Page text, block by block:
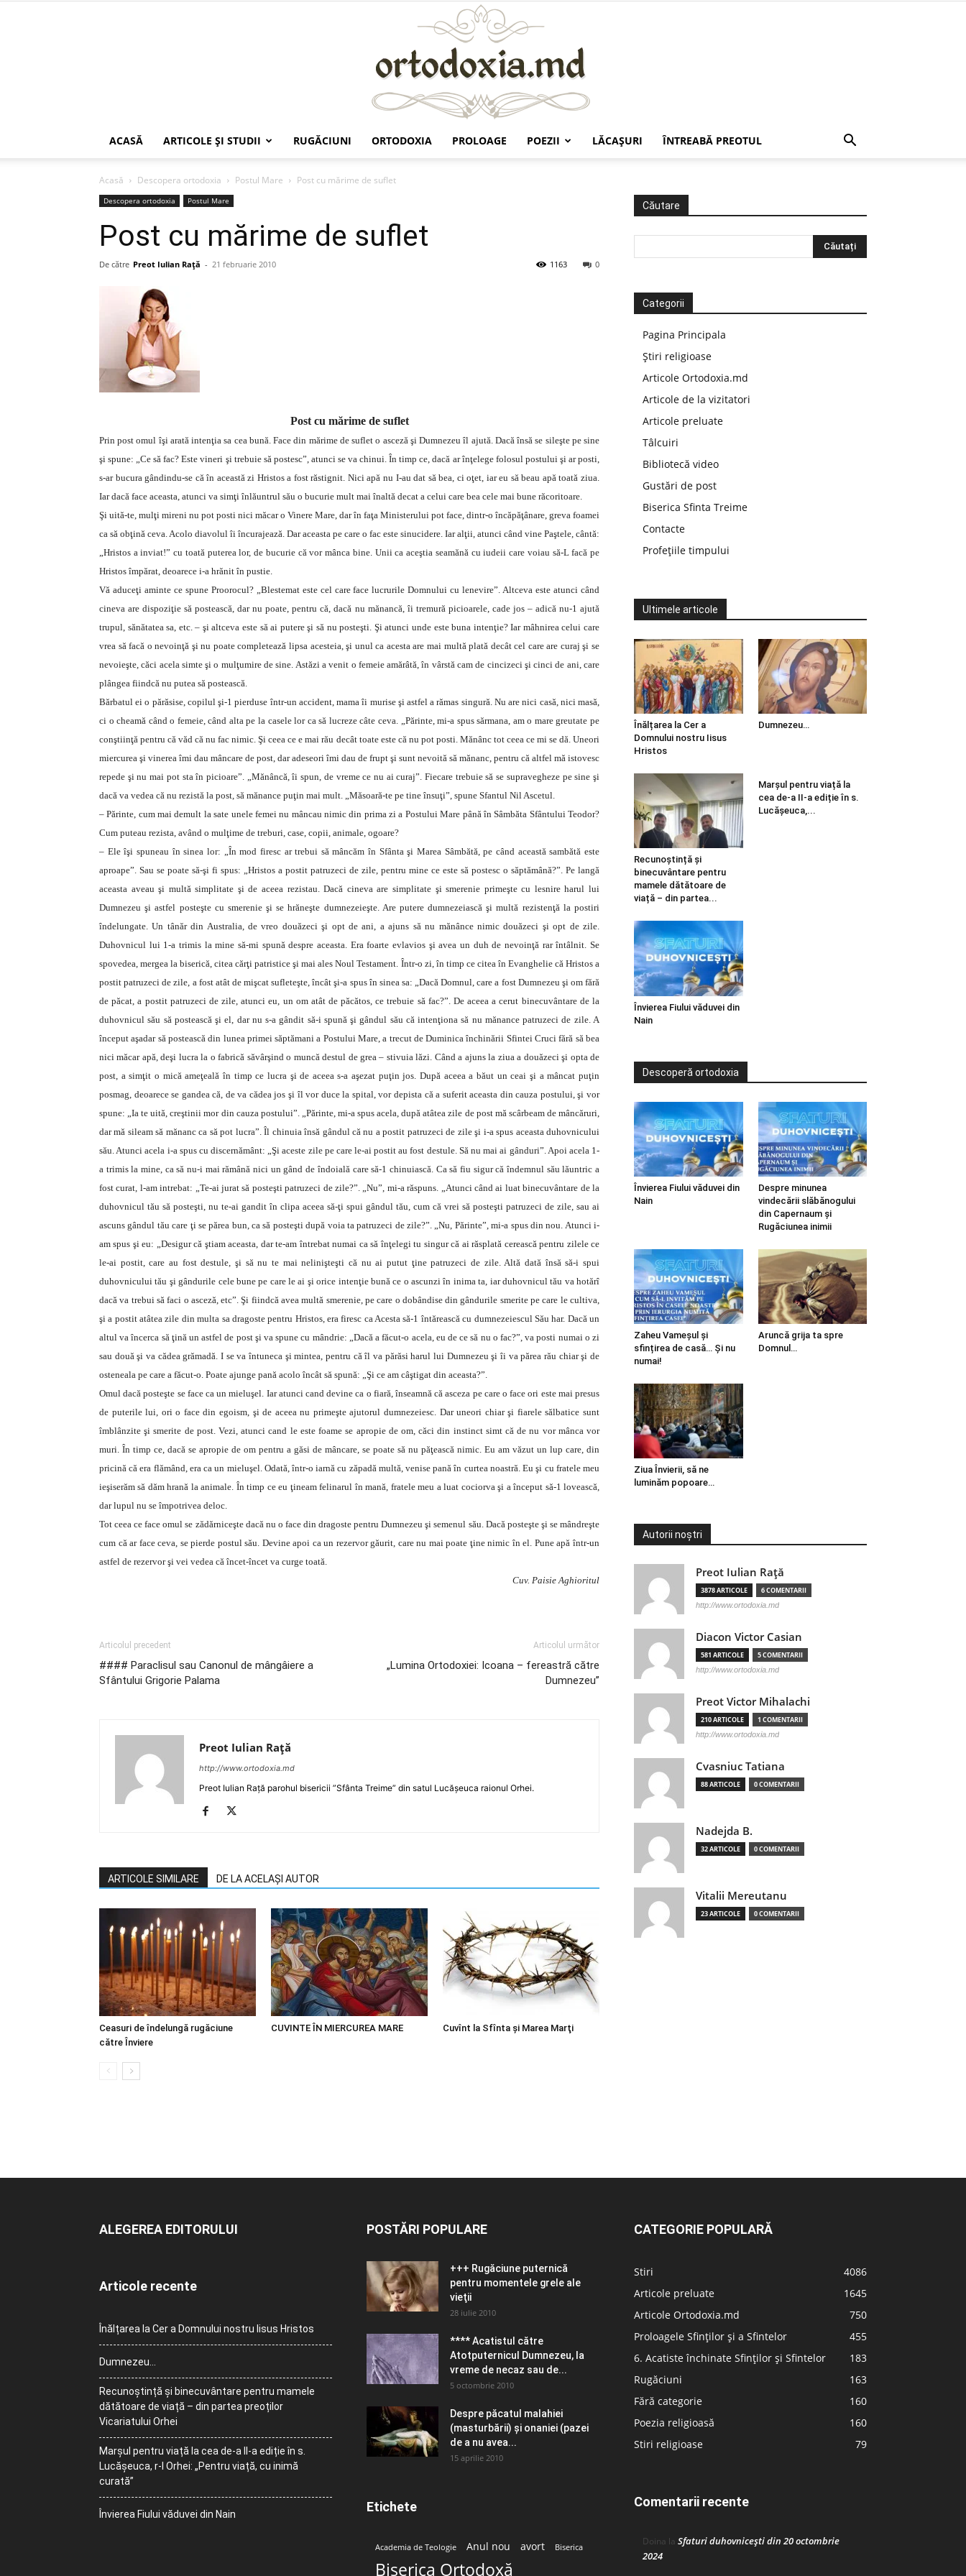
ACASĂ ARTICOLE ŞI STUDII RUGĂCIUNI ORTODOXIA PROLOAGE POEZII LĂCAŞURI ÎNTREABĂ PREOTUL
Acasă Descopera ortodoxia Postul Mare Post cu mărime de suflet
Descopera ortodoxia Postul Mare
Post cu mărime de suflet
De către Preot Iulian Raţă - 21 februarie 2010 0
1163
Post cu mărime de suflet
Prin post omul îşi arată intenţia sa cea bună. Face din mărime de suflet o asceză şi Dumnezeu îl ajută. Dacă însă se sileşte pe sine
şi spune: „Ce să fac? Este vineri şi trebuie să postesc”, atunci se va chinui. În timp ce, dacă ar înţelege folosul postului şi ar posti,
s-ar bucura gândindu-se că în această zi Hristos a fost răstignit. Nici apă nu I-au dat să bea, ci oţet, iar eu să beau apă toată ziua.
Iar dacă face aceasta, atunci va simţi înlăuntrul său o bucurie mult mai înaltă decat a celui care bea cele mai bune răcoritoare.
Şi uită-te, mulţi mireni nu pot posti nici măcar o Vinere Mare, dar în faţa Ministerului pot face, dintr-o încăpăţânare, greva foamei
ca să obţină ceva. Acolo diavolul îi încurajează. Dar aceasta pe care o fac este sinucidere. Iar alţii, atunci când vine Paştele, cântă:
„Hristos a inviat!” cu toată puterea lor, de bucurie că vor mânca bine. Unii ca aceştia seamănă cu iudeii care voiau să-L facă pe
Hristos împărat, deoarece i-a hrănit în pustie.
Vă aduceţi aminte ce spune Proorocul? „Blestemat este cel care face lucrurile Domnului cu lenevire”. Altceva este atunci când
cineva are dispoziţie să postească, dar nu poate, pentru că, dacă nu mănancă, îi tremură picioarele, cade jos – adică nu-1 ajută
trupul, sănătatea sa, etc. – şi altceva este să ai putere şi să nu posteşti. Şi atunci unde este buna intenţie? Iar mâhnirea celui care
vrea să facă o nevoinţă şi nu poate completează lipsa acesteia, şi unul ca acesta are mai multă plată decât cel care are curaj şi se
nevoieşte, căci acela simte şi o mulţumire de sine. Astăzi a venit o femeie amărâtă, în vârstă cam de cincizeci şi cinci de ani, care
plângea fiindcă nu putea să postească.
Bărbatul ei o părăsise, copilul şi-1 pierduse într-un accident, mama îi murise şi astfel a rămas singură. Nu are nici casă, nici masă,
ci o cheamă când o femeie, când alta pe la casele lor ca să lucreze câte ceva. „Părinte, mi-a spus sărmana, am o mare greutate pe
conştiinţă pentru că văd că nu fac nimic. Şi ceea ce e mai rău decât toate este că nu pot posti. Mănânc tot ceea ce mi se dă. Uneori
miercurea şi vinerea îmi dau mâncare de post, dar adeseori îmi dau de frupt şi sunt nevoită să mănanc, pentru că altfel mă istovesc
repede şi nu mai pot sta în picioare”. „Mănâncă, îi spun, de vreme ce nu ai curaj”. Fiecare trebuie să se supravegheze pe sine şi
dacă va vedea că nu rezistă la post, să mănance puţin mai mult. „Măsoară-te pe tine însuţi”, spune Sfantul Nil Ascetul.
– Părinte, cum mai demult la sate unele femei nu mâncau nimic din prima zi a Postului Mare până în Sâmbăta Sfântului Teodor?
Cum puteau rezista, având o mulţime de treburi, case, copii, animale, ogoare?
– Ele îşi spuneau în sinea lor: „În mod firesc ar trebui să mâncăm în Sfânta şi Marea Sâmbătă, pe când această sambătă este
aproape”. Sau se poate să-şi fi spus: „Hristos a postit patruzeci de zile, pentru mine ce este să postesc o săptămână?”. Pe langă
aceasta aveau şi multă simplitate şi de aceea rezistau. Dacă cineva are simplitate şi smerenie primeşte cu lesnire harul lui
Dumnezeu şi astfel posteşte cu smerenie şi se hrăneşte dumnezeieşte. Are putere dumnezeiască şi multă rezistenţă la postiri
îndelungate. Un tânăr din Australia, de vreo douăzeci şi opt de ani, a ajuns să nu mănânce nimic douăzeci şi opt de zile.
Duhovnicul lui 1-a trimis la mine să-mi spună despre aceasta. Era foarte evlavios şi avea un duh de nevoinţă rar întâlnit. Se
spovedea, mergea la biserică, citea cărţi patristice şi mai ales Noul Testament. Într-o zi, în timp ce citea în Evanghelie că Hristos a
postit patruzeci de zile, a fost atât de mişcat sufleteşte, încât şi-a spus în sinea sa: „Dacă Domnul, care a fost Dumnezeu şi om fără
de păcat, a postit patruzeci de zile, atunci eu, un om atât de păcătos, ce trebuie să fac?”. De aceea a cerut binecuvântare de la
duhovnicul său să postească şi el, dar nu s-a gândit să-i spună şi gândul său că intenţiona să nu mănance patruzeci de zile. A
început aşadar să postească din lunea primei săptămani a Postului Mare, a trecut de Duminica închinării Sfintei Cruci fără să bea
nici măcar apă, deşi lucra la o fabrică săvârşind o muncă destul de grea – stivuia lăzi. Când a ajuns la ziua a douăzeci şi opta de
post, a simţit o mică ameţeală în timp ce lucra şi de aceea s-a aşezat puţin jos. După aceea a băut un ceai şi a mâncat puţin
posmag, deoarece se gandea că, de va cădea jos şi îl vor duce la spital, vor depista că a suferit aceasta din cauza postului, şi vor
spune: „Ia te uită, creştinii mor din cauza postului”. „Părinte, mi-a spus acela, după atâtea zile de post mă scârbeam de mâncăruri,
dar mă sileam să mănanc ca să pot lucra”. Îl chinuia însă gândul că nu a postit patruzeci de zile şi i-a spus aceasta duhovnicului
său. Atunci acela i-a spus cu discernământ: „Şi aceste zile pe care le-ai postit au fost destule. Să nu mai ai gânduri”. Apoi acela 1-
a trimis la mine, ca să nu-i mai rămână nici un gând de îndoială care să-1 chinuiască. Ca să fiu sigur că îndemnul său lăuntric a
fost curat, l-am intrebat: „Te-ai jurat să posteşti patruzeci de zile?”. „Nu”, mi-a răspuns. „Atunci când ai luat binecuvântare de la
duhovnicul tău să posteşti, nu te-ai gandit în clipa aceea să-ţi spui gândul tău, cum că vrei să posteşti patruzeci de zile, sau ai
ascuns gândul tău care ţi se părea bun, ca să posteşti după voia ta patruzeci de zile?”. „Nu, Părinte”, mi-a spus din nou. Atunci i-
am spus şi eu: „Desigur că ştiam aceasta, dar te-am întrebat numai ca să înţelegi tu singur că ai răsplată cerească pentru zilele ce
le-ai postit, care au fost destule, şi să nu te mai nelinişteşti că nu ai putut ţine patruzeci de zile. Altă dată însă să-i spui
duhovnicului tău şi gândurile cele bune pe care le ai şi orice intenţie bună ce o ascunzi în inima ta, iar duhovnicul tău va hotărî
dacă va trebui să faci o asceză, etc”. Şi fiindcă avea multă smerenie, pe care o dobândise din gândurile smerite pe care le cultiva,
şi a postit atâtea zile din multa sa dragoste pentru Hristos, era firesc ca Acesta să-1 întărească cu dumnezeiescul Său har. Dacă un
altul va încerca să ţină un astfel de post şi va spune cu mândrie: „Dacă a făcut-o acela, eu de ce să nu o fac?”, va posti numai o zi
sau două şi va cădea grămadă. I se va întuneca şi mintea, pentru că îl va părăsi harul lui Dumnezeu şi îi va părea rău chiar şi de
osteneala pe care a făcut-o. Poate ajunge pană acolo încât să spună: „Şi ce am câştigat din aceasta?”.
Omul dacă posteşte se face ca un mieluşel. Iar atunci cand devine ca o fiară, înseamnă că asceza pe care o face ori este mai presus
de puterile lui, ori o face din egoism, şi de aceea nu primeşte ajutorul dumnezeiesc. Dar uneori chiar şi fiarele sălbatice sunt
îmblânzite şi smerite de post. Vezi, atunci cand le este foame se apropie de om, căci din instinct simt că de nu vor mânca vor
muri. În timp ce, dacă se apropie de om pentru a găsi de mâncare, se poate să nu păţească nimic. Eu am văzut un lup care, din
pricină că era flămând, era ca un mieluşel. Odată, într-o iarnă cu zăpadă multă, venise pană în curtea noastră. Eu şi cu fratele meu
ieşiserăm să dăm hrană la animale. În timp ce eu ţineam felinarul în mană, fratele meu a luat cociorva şi a început să-1 lovească,
dar lupul nu se împotrivea deloc.
Tot ceea ce face omul se zădărniceşte dacă nu o face din dragoste pentru Dumnezeu şi semenul său. Dacă posteşte şi se mândreşte
cum că ar face ceva, se pierde postul său. Devine apoi ca un rezervor găurit, care nu mai poate ţine nimic în el. Pune apă într-un
astfel de rezervor şi vei vedea că încet-încet va curge toată.
Cuv. Paisie Aghioritul
Articolul precedent
#### Paraclisul sau Canonul de mângâiere a
Sfântului Grigorie Palama
Articolul următor
„Lumina Ortodoxiei: Icoana – fereastră către
Dumnezeu”
Preot Iulian Raţă
http://www.ortodoxia.md
Preot Iulian Rață parohul bisericii ”Sfânta Treime” din satul Lucășeuca raionul Orhei.
ARTICOLE SIMILARE DE LA ACELAȘI AUTOR
Ceasuri de îndelungă rugăciune
către Înviere
CUVINTE ÎN MIERCUREA MARE Cuvînt la Sfînta şi Marea Marţi
Căutare
Categorii
Pagina Principala
Știri religioase
Articole Ortodoxia.md
Articole de la vizitatori
Articole preluate
Tâlcuiri
Bibliotecă video
Gustări de post
Biserica Sfinta Treime
Contacte
Profețiile timpului
Ultimele articole
Înălțarea la Cer a
Domnului nostru Iisus
Hristos
Dumnezeu…
Recunoștință și
binecuvântare pentru
mamele dătătoare de
viață – din partea...
Marșul pentru viață la
cea de-a II-a ediție în s.
Lucășeuca,...
Învierea Fiului văduvei din
Nain
Descoperă ortodoxia
Învierea Fiului văduvei din
Nain
Despre minunea
vindecării slăbănogului
din Capernaum și
Rugăciunea inimii
Zaheu Vameșul și
sfințirea de casă… Și nu
numai!
Aruncă grija ta spre
Domnul…
Ziua Învierii, să ne
luminăm popoare…
Autorii noștri
Preot Iulian Raţă
3878 ARTICOLE 6 COMENTARII
http://www.ortodoxia.md
Diacon Victor Casian
581 ARTICOLE 5 COMENTARII
http://www.ortodoxia.md
Preot Victor Mihalachi
210 ARTICOLE 1 COMENTARII
http://www.ortodoxia.md
Cvasniuc Tatiana
88 ARTICOLE 0 COMENTARII
Nadejda B.
32 ARTICOLE 0 COMENTARII
Vitalii Mereutanu
23 ARTICOLE 0 COMENTARII
ALEGEREA EDITORULUI
Articole recente
Înălțarea la Cer a Domnului nostru Iisus Hristos
Dumnezeu…
Recunoștință și binecuvântare pentru mamele
dătătoare de viață – din partea preoților
Vicariatului Orhei
Marșul pentru viață la cea de-a II-a ediție în s.
Lucășeuca, r-l Orhei: „Pentru viață, cu inimă
curată”
Învierea Fiului văduvei din Nain
POSTĂRI POPULARE
+++ Rugăciune puternică
pentru momentele grele ale
vieţii
28 iulie 2010
**** Acatistul către
Atotputernicul Dumnezeu, la
vreme de necaz sau de...
5 octombrie 2010
Despre păcatul malahiei
(masturbării) şi onaniei (pazei
de a nu avea...
15 aprilie 2010
Etichete
Academia de Teologie Anul nou avort Biserica
Biserica Ortodoxă
CATEGORIE POPULARĂ
Stiri
4086
Articole preluate
1645
Articole Ortodoxia.md
750
Proloagele Sfinților și a Sfintelor
455
6. Acatiste închinate Sfinților și Sfintelor
183
Rugăciuni
163
Fără categorie
160
Poezia religioasă
160
Stiri religioase
79
Comentarii recente
Doina la Sfaturi duhovnicești din 20 octombrie
2024